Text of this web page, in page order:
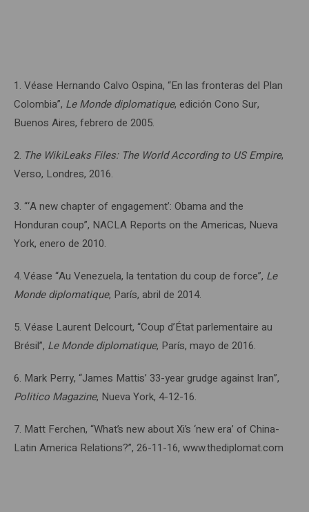
1. Véase Hernando Calvo Ospina, “En las fronteras del Plan
Colombia”, Le Monde diplomatique, edición Cono Sur,
Buenos Aires, febrero de 2005.
2. The WikiLeaks Files: The World According to US Empire,
Verso, Londres, 2016.
3. “‘A new chapter of engagement’: Obama and the
Honduran coup”, NACLA Reports on the Americas, Nueva
York, enero de 2010.
4.Véase “Au Venezuela, la tentation du coup de force”, Le
Monde diplomatique, París, abril de 2014.
5. Véase Laurent Delcourt, “Coup d’État parlementaire au
Brésil”, Le Monde diplomatique, París, mayo de 2016.
6. Mark Perry, “James Mattis’ 33-year grudge against Iran”,
Politico Magazine, Nueva York, 4-12-16.
7. Matt Ferchen, “What’s new about Xi’s ‘new era’ of China-
Latin America Relations?”, 26-11-16, www.thediplomat.com